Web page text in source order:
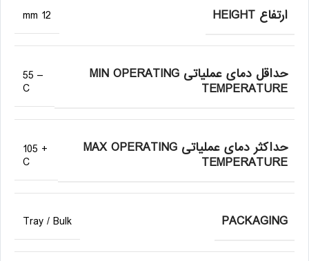
ارتفاع HEIGHT 12 mm
حداقل دمای عملیاتی MIN OPERATING
TEMPERATURE
– 55
C
حداکثر دمای عملیاتی MAX OPERATING
TEMPERATURE
+ 105
C
PACKAGING
Tray / Bulk